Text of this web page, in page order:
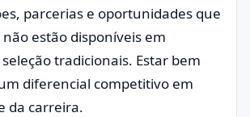
parcerias e oportunidades que
estão disponíveis em
tradicionais. Estar bem
diferencial competitivo em
da carreira.